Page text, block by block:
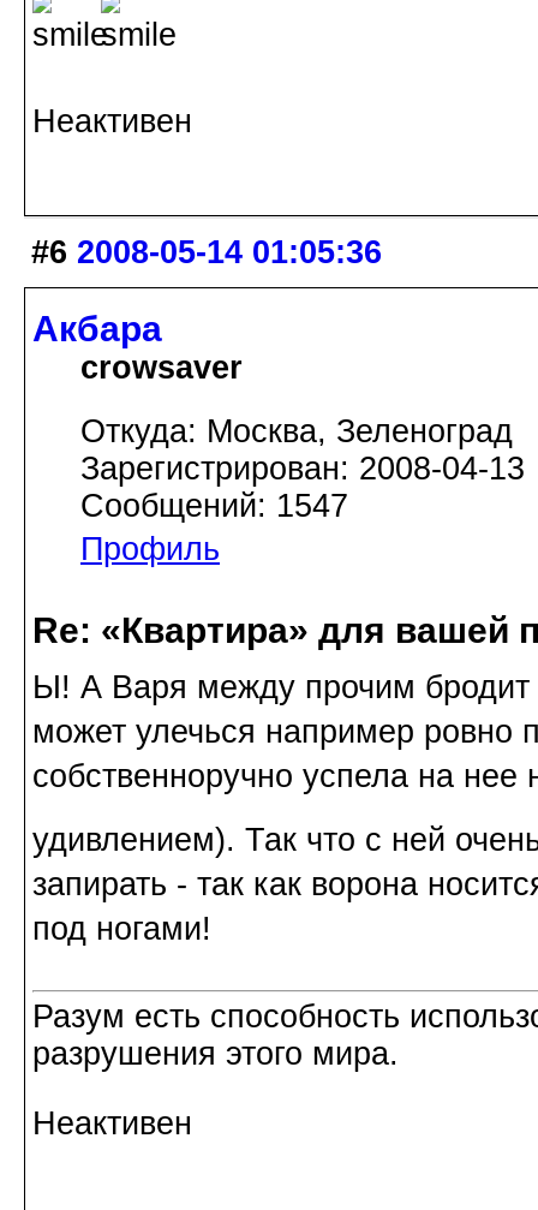
Неактивен
#6 2008-05-14 01:05:36
Акбара
crowsaver
Откуда: Москва, Зеленоград
Зарегистрирован: 2008-04-13
Сообщений: 1547
Профиль
Re: «Квартира» для вашей
Ы! А Варя между прочим бродит
может улечься например ровно
собственноручно успела на нее
удивлением). Так что с ней
запирать - так как ворона
под ногами!
Разум есть способность
разрушения этого мира.
Неактивен